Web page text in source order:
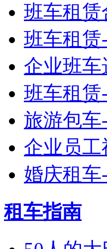
班车租赁
班车租
企业班
班车租赁
旅游包车
企业员
婚庆租车
租车指南